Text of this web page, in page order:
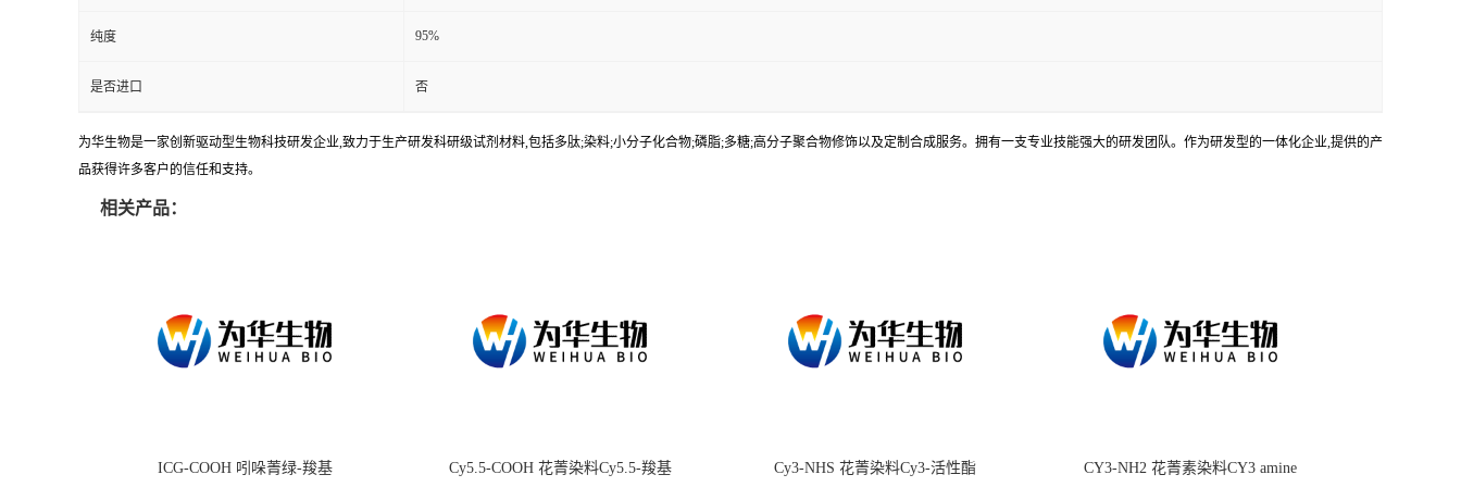
纯度 95%
是否进口 否
为华生物是一家创新驱动型生物科技研发企业,致力于生产研发科研级试剂材料,包括多肽;染料;小分子化合物;磷脂;多糖;高分子聚合物修饰以及定制合成服务。拥有一支专业技能强大的研发团队。作为研发型的一体化企业,提供的产
品获得许多客户的信任和支持。
相关产品：
ICG-COOH 吲哚菁绿-羧基 Cy5.5-COOH 花菁染料Cy5.5-羧基 Cy3-NHS 花菁染料Cy3-活性酯 CY3-NH2 花菁素染料CY3 amine